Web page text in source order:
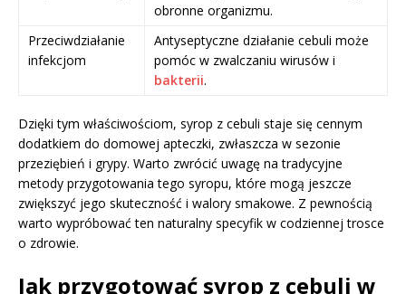
obronne organizmu.
Przeciwdziałanie
infekcjom
Antyseptyczne działanie cebuli może
pomóc w zwalczaniu wirusów i
bakterii.
Dzięki tym właściwościom, syrop z cebuli staje się cennym
dodatkiem do domowej apteczki, zwłaszcza w sezonie
przeziębień i grypy. Warto zwrócić uwagę na tradycyjne
metody przygotowania tego syropu, które mogą jeszcze
zwiększyć jego skuteczność i walory smakowe. Z pewnością
warto wypróbować ten naturalny specyfik w codziennej trosce
o zdrowie.
Jak przygotować syrop z cebuli w